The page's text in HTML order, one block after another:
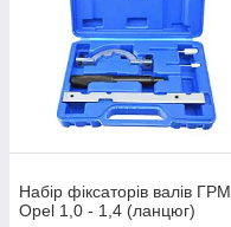
Набір фіксаторів валів ГРМ
Opel 1,0 - 1,4 (ланцюг)